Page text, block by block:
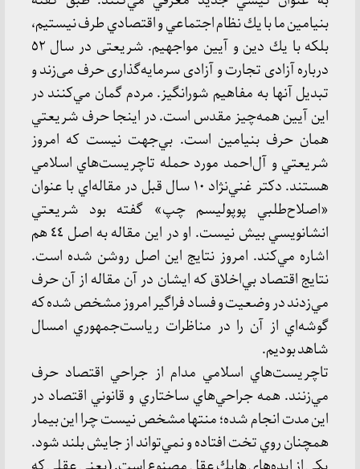
بنيامين ما با يك نظام اجتماعي و اقتصادي طرف نيستيم،
بلكه با يك دين و آيين مواجهيم. شریعتی در سال ٥٢
درباره آزادی تجارت و آزادی سرمایه‌گذاری حرف می‌زند و
تبدیل آنها به مفاهیم شورانگیز. مردم گمان مي‌كنند در
اين آيين همه‌چيز مقدس است. در اينجا حرف شريعتي
همان حرف بنيامين است. بي‌جهت نيست كه امروز
شريعتي و آل‌احمد مورد حمله تاچريست‌هاي اسلامي
هستند. دكتر غني‌نژاد ١٠ سال قبل در مقاله‌اي با عنوان
«اصلاح‌طلبي پوپوليسم چپ» گفته بود شريعتي
انشانويسي بيش نيست. او در اين مقاله به اصل ٤٤ هم
اشاره مي‌كند. امروز نتايج اين اصل روشن شده است.
نتايج اقتصاد بي‌اخلاق كه ايشان در آن مقاله از آن حرف
مي‌زدند در وضعيت و فساد فراگير امروز مشخص شده كه
گوشه‌اي از آن را در مناظرات رياست‌جمهوري امسال
شاهد بوديم.
تاچريست‌هاي اسلامي مدام از جراحي اقتصاد حرف
مي‌زنند. همه جراحي‌هاي ساختاري و قانوني اقتصاد در
اين مدت انجام شده؛ منتها مشخص نيست چرا اين بيمار
همچنان روي تخت افتاده و نمي‌تواند از جايش بلند شود.